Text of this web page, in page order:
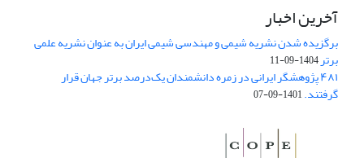
آخرین اخبار
برگزیده شدن نشریه شیمی و مهندسی شیمی ایران به عنوان نشریه علمی
برتر1404-09-11
۴۸۱ پژوهشگر ایرانی در زمره دانشمندان یک‌درصد برتر جهان قرار
گرفتند.1401-09-07